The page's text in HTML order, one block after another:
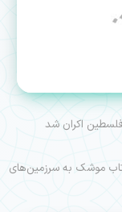
فلسطین اکران شد
موشک به سرزمین‌های